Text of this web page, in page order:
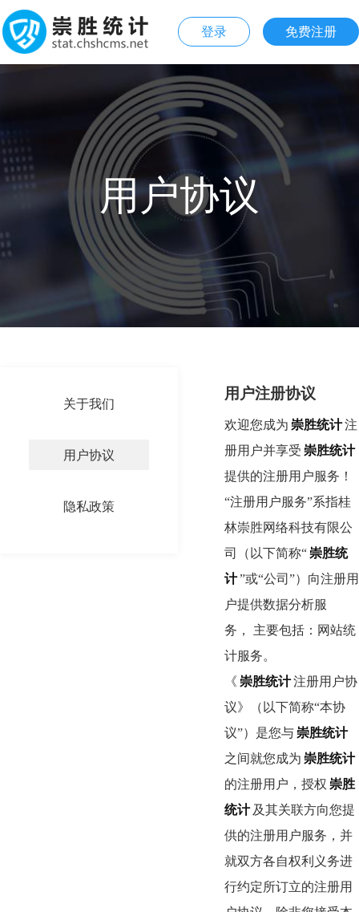
登录 免费注册
用户协议
关于我们
用户协议
隐私政策
用户注册协议
欢迎您成为 崇胜统计注
册用户并享受 崇胜统计
提供的注册用户服务！
“注册用户服务”系指桂
林崇胜网络科技有限公
司（以下简称“ 崇胜统
计”或“公司”）向注册用
户提供数据分析服
务， 主要包括：网站统
计服务。
《 崇胜统计注册用户协
议》（以下简称“本协
议”）是您与 崇胜统计
之间就您成为 崇胜统计
的注册用户，授权 崇胜
统计 及其关联方向您提
供的注册用户服务，并
就双方各自权利义务进
行约定所订立的注册用